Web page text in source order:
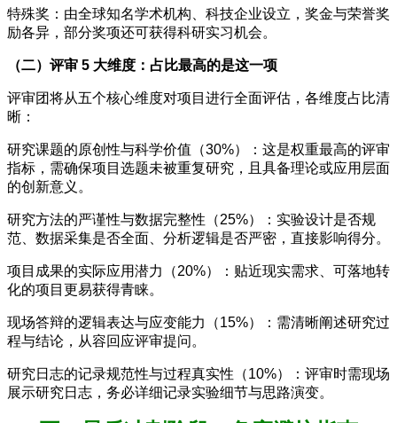
特殊奖：由全球知名学术机构、科技企业设立，奖金与荣誉奖
励各异，部分奖项还可获得科研实习机会。
（二）评审 5 大维度：占比最高的是这一项
评审团将从五个核心维度对项目进行全面评估，各维度占比清
晰：
研究课题的原创性与科学价值（30%）：这是权重最高的评审
指标，需确保项目选题未被重复研究，且具备理论或应用层面
的创新意义。
研究方法的严谨性与数据完整性（25%）：实验设计是否规
范、数据采集是否全面、分析逻辑是否严密，直接影响得分。
项目成果的实际应用潜力（20%）：贴近现实需求、可落地转
化的项目更易获得青睐。
现场答辩的逻辑表达与应变能力（15%）：需清晰阐述研究过
程与结论，从容回应评审提问。
研究日志的记录规范性与过程真实性（10%）：评审时需现场
展示研究日志，务必详细记录实验细节与思路演变。